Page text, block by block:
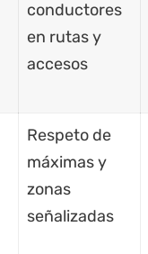
conductores
en rutas y
accesos
Respeto de
máximas y
zonas
señalizadas